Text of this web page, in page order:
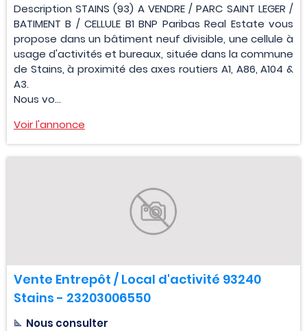
Description STAINS (93) A VENDRE / PARC SAINT LEGER /
BATIMENT B / CELLULE B1 BNP Paribas Real Estate vous
propose dans un bâtiment neuf divisible, une cellule à
usage d'activités et bureaux, située dans la commune
de Stains, à proximité des axes routiers A1, A86, A104 &
A3.
Nous vo...
Voir l'annonce
Vente Entrepôt / Local d'activité 93240
Stains - 23203006550
Nous consulter